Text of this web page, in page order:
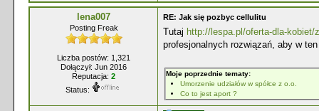
lena007
Posting Freak
Liczba postów: 1,321
Dołączył: Jun 2016
Reputacja: 2
Status:
RE: Jak się pozbyc cellulitu
Tutaj http://lespa.pl/oferta-dla-kobiet/
profesjonalnych rozwiązań, aby w
Moje poprzednie tematy:
Umorzenie udziałów w spółce z o.o.
Co to jest aport ?